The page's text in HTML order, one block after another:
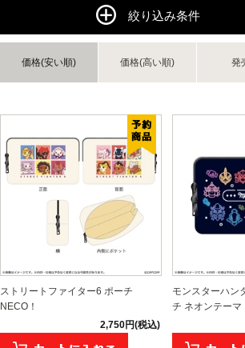
絞り込み条件
価格(安い順) 価格(高い順) 発
ストリートファイター6 ポーチ
NECO！
2,750円(税込)
モンスターハン
チ ネオンテーマ